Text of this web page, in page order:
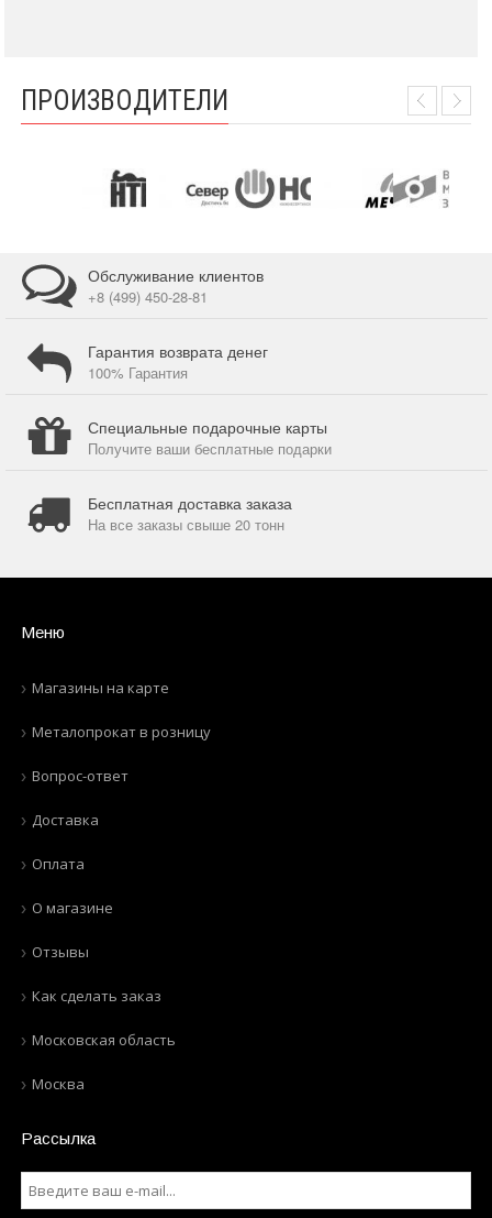
ПРОИЗВОДИТЕЛИ
Обслуживание клиентов
+8 (499) 450-28-81
Гарантия возврата денег
100% Гарантия
Специальные подарочные карты
Получите ваши бесплатные подарки
Бесплатная доставка заказа
На все заказы свыше 20 тонн
Меню
Магазины на карте
Металопрокат в розницу
Вопрос-ответ
Доставка
Оплата
О магазине
Отзывы
Как сделать заказ
Московская область
Москва
Рассылка